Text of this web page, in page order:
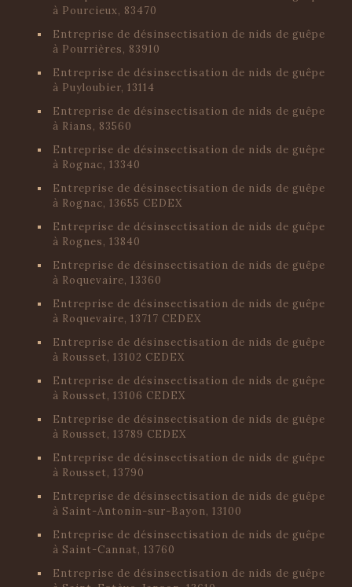
à Pourcieux, 83470
Entreprise de désinsectisation de nids de guêpe
à Pourrières, 83910
Entreprise de désinsectisation de nids de guêpe
à Puyloubier, 13114
Entreprise de désinsectisation de nids de guêpe
à Rians, 83560
Entreprise de désinsectisation de nids de guêpe
à Rognac, 13340
Entreprise de désinsectisation de nids de guêpe
à Rognac, 13655 CEDEX
Entreprise de désinsectisation de nids de guêpe
à Rognes, 13840
Entreprise de désinsectisation de nids de guêpe
à Roquevaire, 13360
Entreprise de désinsectisation de nids de guêpe
à Roquevaire, 13717 CEDEX
Entreprise de désinsectisation de nids de guêpe
à Rousset, 13102 CEDEX
Entreprise de désinsectisation de nids de guêpe
à Rousset, 13106 CEDEX
Entreprise de désinsectisation de nids de guêpe
à Rousset, 13789 CEDEX
Entreprise de désinsectisation de nids de guêpe
à Rousset, 13790
Entreprise de désinsectisation de nids de guêpe
à Saint-Antonin-sur-Bayon, 13100
Entreprise de désinsectisation de nids de guêpe
à Saint-Cannat, 13760
Entreprise de désinsectisation de nids de guêpe